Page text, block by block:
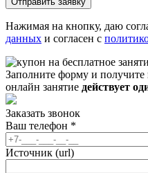
Нажимая на кнопку, даю
данных и согласен с
Заполните форму и получите
онлайн занятие действует
Заказать звонок
Ваш телефон *
Источник (url)